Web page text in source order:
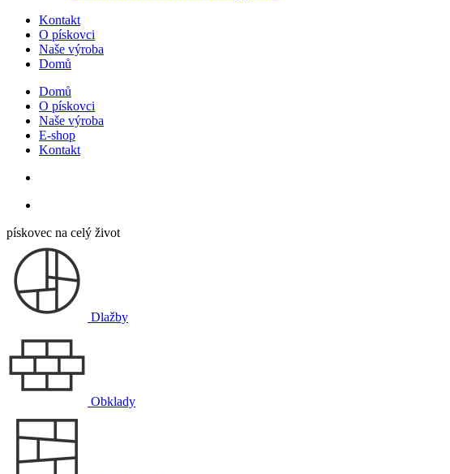
Kontakt
O pískovci
Naše výroba
Domů
Domů
O pískovci
Naše výroba
E-shop
Kontakt
pískovec na celý život
Dlažby
Obklady